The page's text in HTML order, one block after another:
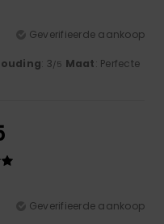
Geverifieerde aankoop
: 3/5 Maat: Perfecte
Geverifieerde aankoop